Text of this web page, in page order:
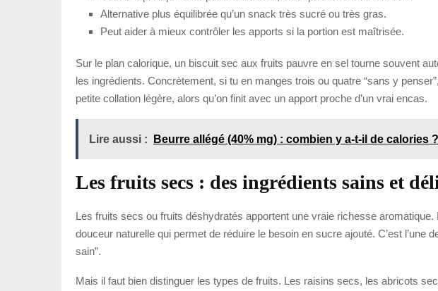
Alternative plus équilibrée qu’un snack très sucré ou très gras.
Peut aider à mieux contrôler les apports si la portion est maîtrisée.
Sur le plan calorique, un biscuit sec aux fruits pauvre en sel tourne souvent
les ingrédients. Concrètement, si tu en manges trois ou quatre “sans y
petite collation légère, alors qu’on finit avec un apport proche d’un vrai encas.
Lire aussi : Beurre allégé (40% mg) : combien y a-t-il de calories ?
Les fruits secs : des ingrédients sains et
Les fruits secs ou fruits déshydratés apportent une vraie richesse
douceur naturelle qui permet de réduire le besoin en sucre ajouté. C’est
sain”.
Mais il faut bien distinguer les types de fruits. Les raisins secs, les abricots